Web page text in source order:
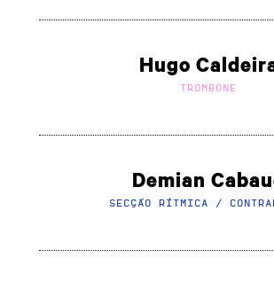
Hugo
TROMBONE
Demian
SECÇÃO RÍTMICA /